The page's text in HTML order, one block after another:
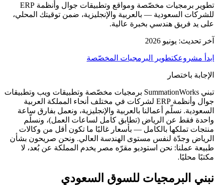
تطوير برمجيات مخصّصة ومواقع وتطبيقات جوال وأنظمة ERP
للشركات السعودية — بالعربية والإنجليزية، ضمن توقيتك المحلي،
على يد فريق هندسي بخبرة عالية.
آخر تحديث: يونيو 2026
ابدأ مشروعكتطوير البرمجيات المخصّصة
الإجابة باختصار
تبني SummationWorks برمجيات مخصّصة وتطبيقات ويب وتطبيقات
جوال وأنظمة ERP لشركات في مختلف أنحاء المملكة العربية
السعودية. نسلّم أعمالنا بالعربية والإنجليزية، ونعمل بفارق ساعة
واحدة فقط عن الرياض (تطابق كامل لساعات العمل)، ونسلّم
منتجات تملكها بالكامل — بأسعار غالبًا ما تكون أقل من وكالات
الرياض وجدّة لنفس مستوى الهندسة العالي. ونحن صريحون بشأن
طبيعة عملنا: نحن استوديو مقرّه مصر يخدم المملكة عن بُعد، لا
مكتبًا محليًا.
نبني البرمجيات للسوق السعودي